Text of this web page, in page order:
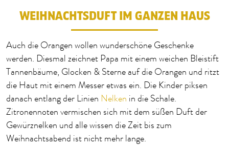
WEIHNACHTSDUFT IM GANZEN HAUS
Auch die Orangen wollen wunderschöne Geschenke
werden. Diesmal zeichnet Papa mit einem weichen Bleistift
Tannenbäume, Glocken & Sterne auf die Orangen und ritzt
die Haut mit einem Messer etwas ein. Die Kinder piksen
danach entlang der Linien Nelken in die Schale.
Zitronennoten vermischen sich mit dem süßen Duft der
Gewürznelken und alle wissen die Zeit bis zum
Weihnachtsabend ist nicht mehr lange.